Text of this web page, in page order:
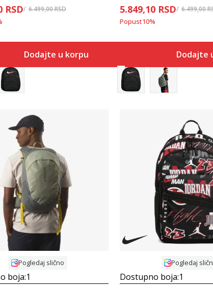
RSD 6.499,00RSD
Dodajte u korpu
5.849,10 RSD 6.499,00
Popust10%
Dodajte
Uporedi
Pogledaj slično
boja:1
Uporedi
Pogledaj
Dostupno boja:1